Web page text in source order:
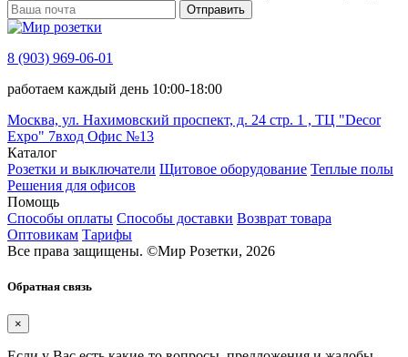
Отправить
8 (903) 969-06-01
работаем каждый день 10:00-18:00
Москва, ул. Нахимовский проспект, д. 24 стр. 1 , ТЦ "Decor
Expo" 7вход Офис №13
Каталог
Розетки и выключатели Щитовое оборудование Теплые полы
Решения для офисов
Помощь
Способы оплаты Способы доставки Возврат товара
Оптовикам Тарифы
Все права защищены. ©Мир Розетки, 2026
Обратная связь
×